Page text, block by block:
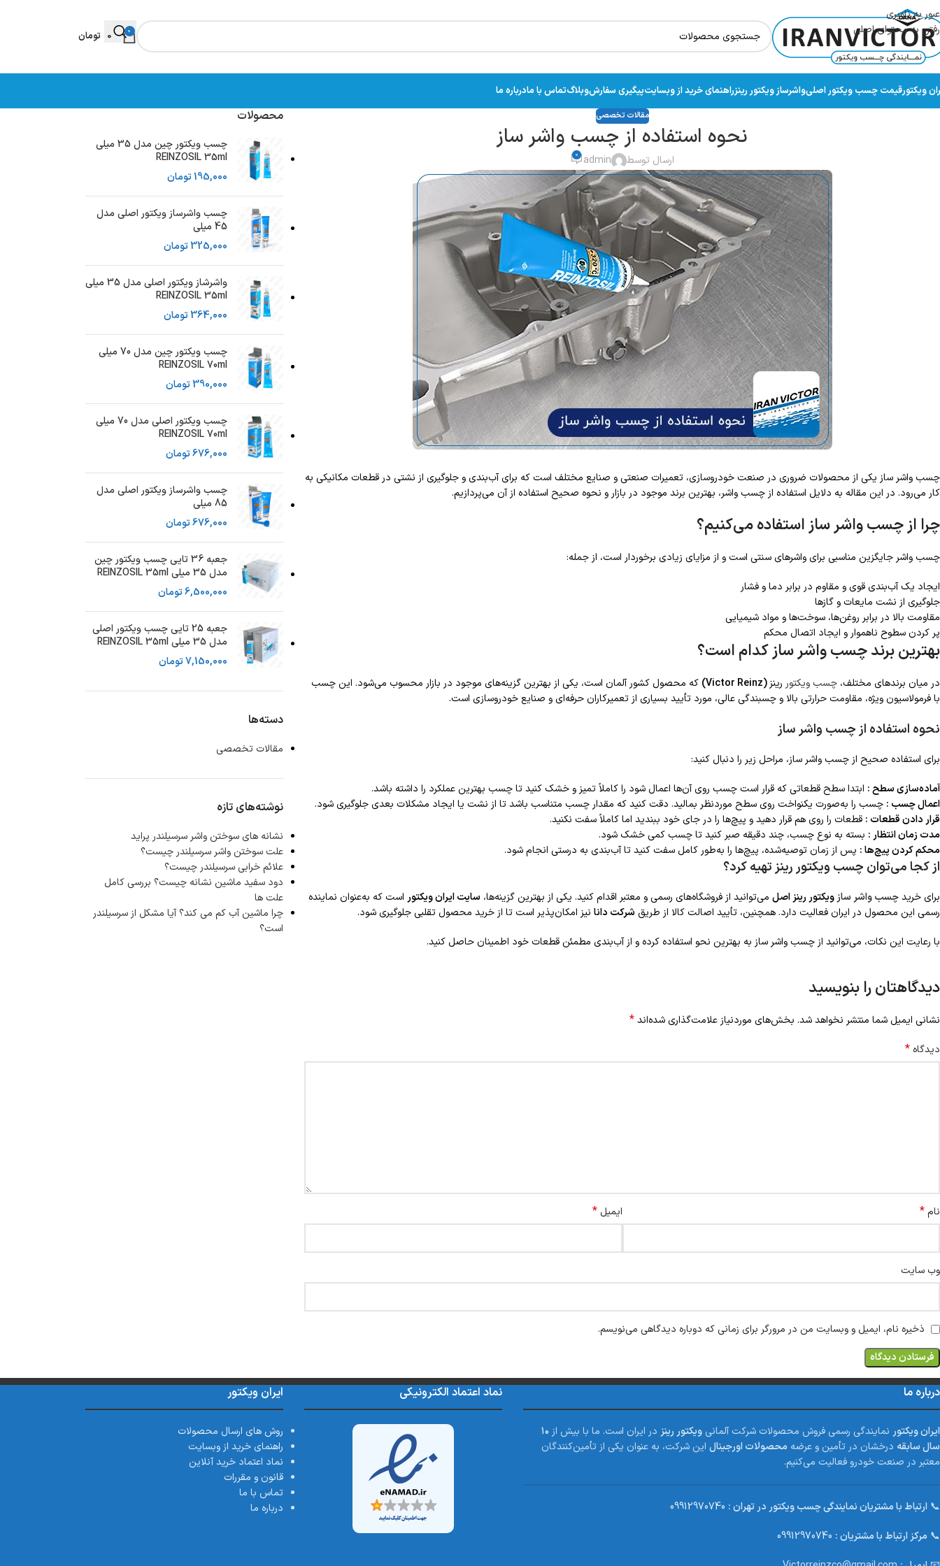
عبور به ناوبری
رفتن به محتوای اصلی
0
0 تومان
ویکتورقیمت چسب ویکتور اصلیواشرساز ویکتور رینزراهنمای خرید از وبسایتپیگیری سفارشوبلاگتماس با مادرباره ما
مقالات تخصصی
نحوه استفاده از چسب واشر ساز
ارسال توسط admin
0
چسب واشر ساز یکی از محصولات ضروری در صنعت خودروسازی، تعمیرات صنعتی و صنایع مختلف است که برای آب‌بندی و جلوگیری از نشتی در قطعات مکانیکی به
کار می‌رود. در این مقاله به دلایل استفاده از چسب واشر، بهترین برند موجود در بازار و نحوه صحیح استفاده از آن می‌پردازیم.
چرا از چسب واشر ساز استفاده می‌کنیم؟
چسب واشر جایگزین مناسبی برای واشرهای سنتی است و از مزایای زیادی برخوردار است، از جمله:
ایجاد یک آب‌بندی قوی و مقاوم در برابر دما و فشار
جلوگیری از نشت مایعات و گازها
مقاومت بالا در برابر روغن‌ها، سوخت‌ها و مواد شیمیایی
پر کردن سطوح ناهموار و ایجاد اتصال محکم
بهترین برند چسب واشر ساز کدام است؟
در میان برندهای مختلف، چسب ویکتور رینز(Victor Reinz)
که محصول کشور آلمان است، یکی از بهترین گزینه‌های موجود در بازار محسوب می‌شود. این چسب
با فرمولاسیون ویژه، مقاومت حرارتی بالا و چسبندگی عالی، مورد تأیید بسیاری از تعمیرکاران حرفه‌ای و صنایع خودروسازی است.
نحوه استفاده از چسب واشر ساز
برای استفاده صحیح از چسب واشر ساز، مراحل زیر را دنبال کنید:
آماده‌سازی سطح : ابتدا سطح قطعاتی که قرار است چسب روی آن‌ها اعمال شود را کاملاً تمیز و خشک کنید تا چسب بهترین عملکرد را داشته باشد.
اعمال چسب : چسب را به‌صورت یکنواخت روی سطح موردنظر بمالید. دقت کنید که مقدار چسب متناسب باشد تا از نشت یا ایجاد مشکلات بعدی جلوگیری شود.
قرار دادن قطعات : قطعات را روی هم قرار دهید و پیچ‌ها را در جای خود ببندید اما کاملاً سفت نکنید.
مدت زمان انتظار : بسته به نوع چسب، چند دقیقه صبر کنید تا چسب کمی خشک شود.
محکم کردن پیچ‌ها : پس از زمان توصیه‌شده، پیچ‌ها را به‌طور کامل سفت کنید تا آب‌بندی به درستی انجام شود.
از کجا می‌توان چسب ویکتور رینز تهیه کرد؟
برای خریدچسب واشر ساز ویکتور رینز اصل می‌توانید از فروشگاه‌های رسمی و معتبر اقدام کنید. یکی از بهترین گزینه‌ها، سایت ایران ویکتور است که به‌عنوان نماینده
رسمی این محصول در ایران فعالیت دارد. همچنین، تأیید اصالت کالا از طریق شرکت دانا نیز امکان‌پذیر است تا از خرید محصول تقلبی جلوگیری شود.
با رعایت این نکات، می‌توانید از چسب واشر ساز به بهترین نحو استفاده کرده و از آب‌بندی مطمئن قطعات خود اطمینان حاصل کنید.
دیدگاهتان را بنویسید
نشانی ایمیل شما منتشر نخواهد شد. بخش‌های موردنیاز علامت‌گذاری شده‌اند*
دیدگاه *
نام* ایمیل*
وب‌ سایت
ذخیره نام، ایمیل و وبسایت من در مرورگر برای زمانی که دوباره دیدگاهی می‌نویسم.
محصولات
چسب ویکتور چین مدل 35 میلی
REINZOSIL 35ml
195,000تومان
چسب واشرساز ویکتور اصلی مدل
45 میلی
325,000تومان
واشرشاز ویکتور اصلی مدل 35 میلی
REINZOSIL 35ml
364,000تومان
چسب ویکتور چین مدل 70 میلی
REINZOSIL 70ml
390,000تومان
چسب ویکتور اصلی مدل 70 میلی
REINZOSIL 70ml
676,000تومان
چسب واشرساز ویکتور اصلی مدل
85 میلی
676,000تومان
جعبه 36 تایی چسب ویکتور چین
مدل 35 میلی REINZOSIL 35ml
6,500,000تومان
جعبه 25 تایی چسب ویکتور اصلی
مدل 35 میلی REINZOSIL 35ml
7,150,000تومان
دسته‌ها
مقالات تخصصی
نوشته‌های تازه
نشانه های سوختن واشر سرسیلندر پراید
علت سوختن واشر سرسیلندر چیست؟
علائم خرابی سرسیلندر چیست؟
دود سفید ماشین نشانه چیست؟ بررسی کامل
علت ها
چرا ماشین آب کم می کند؟ آیا مشکل از سرسیلندر
است؟
درباره ما
ایران ویکتور نمایندگی رسمی فروش محصولات شرکت آلمانی ویکتور رینز در ایران است. ما با بیش از ۱۰
سال سابقه درخشان در تأمین و عرضه محصولات اورجینال این شرکت، به عنوان یکی از تأمین‌کنندگان
معتبر در صنعت خودرو فعالیت می‌کنیم.
📞 ارتباط با مشتریان نمایندگی چسب ویکتور در تهران : 09912970740
📞 مرکز ارتباط با مشتریان : 09912970740
نماد اعتماد الکترونیکی ایران ویکتور
روش های ارسال محصولات
راهنمای خرید از وبسایت
نماد اعتماد خرید آنلاین
قانون و مقررات
تماس با ما
درباره ما